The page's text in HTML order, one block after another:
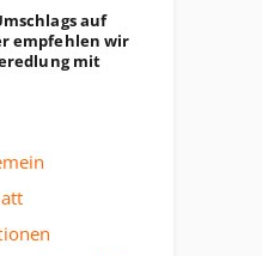
auf
empfehlen wir
mit